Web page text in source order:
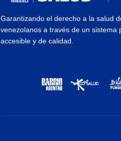
Garantizando el derecho a la salud
venezolanos a través de un sistema
accesible y de calidad.